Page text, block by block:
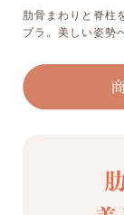
肋骨まわりと脊柱
ブラ。美しい姿勢